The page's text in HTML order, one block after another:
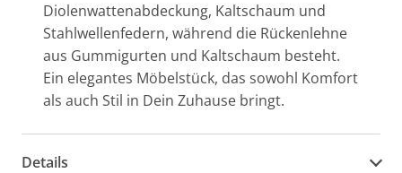
Diolenwattenabdeckung, Kaltschaum und
Stahlwellenfedern, während die Rückenlehne
aus Gummigurten und Kaltschaum besteht.
Ein elegantes Möbelstück, das sowohl Komfort
als auch Stil in Dein Zuhause bringt.
Details